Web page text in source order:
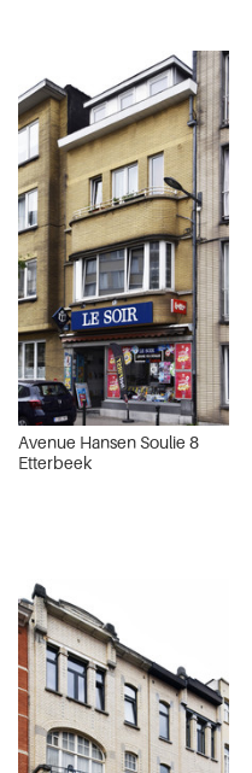
Avenue Hansen Soulie 8
Etterbeek